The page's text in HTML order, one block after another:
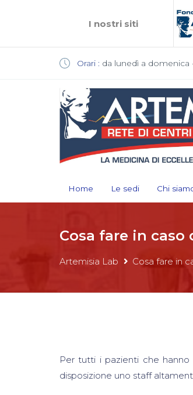
I nostri siti
Orari : da lunedì a domenica
Home Le sedi Chi
Cosa fare in caso
Artemisia Lab Cosa fare in
Per tutti i pazienti che
disposizione uno staff